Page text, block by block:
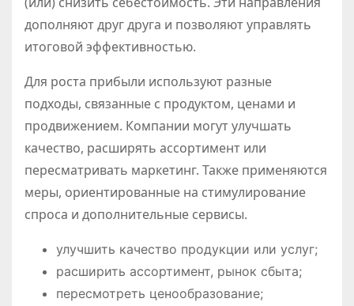
дополняют друг друга и позволяют управлять
итоговой эффективностью.
Для роста прибыли используют разные
подходы, связанные с продуктом, ценами и
продвижением. Компании могут улучшать
качество, расширять ассортимент или
пересматривать маркетинг. Также применяются
меры, ориентированные на стимулирование
спроса и дополнительные сервисы.
улучшить качество продукции или услуг;
расширить ассортимент, рынок сбыта;
пересмотреть ценообразование;